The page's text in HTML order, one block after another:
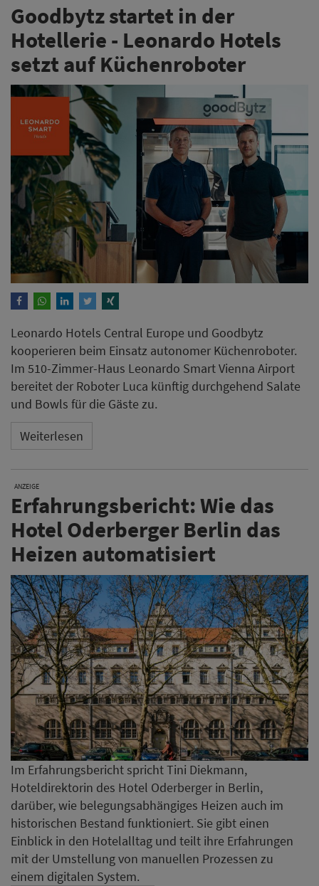
Goodbytz startet in der
Hotellerie - Leonardo Hotels
setzt auf Küchenroboter
Leonardo Hotels Central Europe und Goodbytz
kooperieren beim Einsatz autonomer Küchenroboter.
Im 510-Zimmer-Haus Leonardo Smart Vienna Airport
bereitet der Roboter Luca künftig durchgehend Salate
und Bowls für die Gäste zu.
Weiterlesen
ANZEIGE
Erfahrungsbericht: Wie das
Hotel Oderberger Berlin das
Heizen automatisiert
Im Erfahrungsbericht spricht Tini Diekmann,
Hoteldirektorin des Hotel Oderberger in Berlin,
darüber, wie belegungsabhängiges Heizen auch im
historischen Bestand funktioniert. Sie gibt einen
Einblick in den Hotelalltag und teilt ihre Erfahrungen
mit der Umstellung von manuellen Prozessen zu
einem digitalen System.